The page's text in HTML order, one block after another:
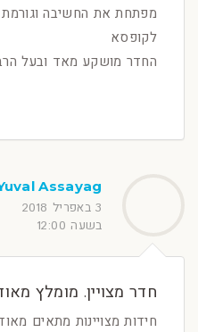
מפתחת את החשיבה וגורמת
לקופסא
החדר מושקע מאד ובעל
Assayag
3 באפריל 2018
בשעה 12:00
חדר מצויין. מומלץ
חידות מצויינות מתאים